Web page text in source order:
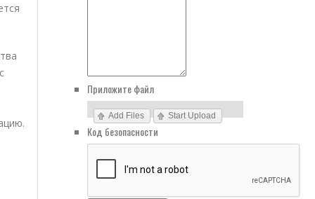
Приложите файл
Add Files Start Upload
Код безопасности